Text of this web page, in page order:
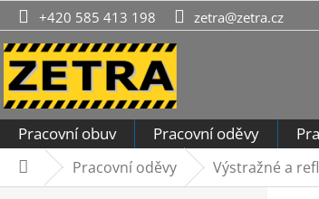
Přejít
na
obsah
+420 585 413 198 zetra@zetra.cz
Pracovní obuv Pracovní oděvy
DomůPracovní oděvy Výstražné a